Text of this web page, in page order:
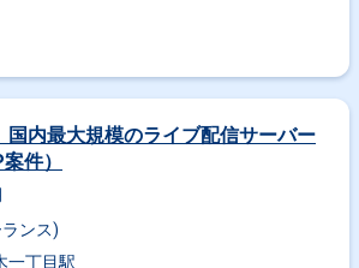
きます。 弊社は様々なプロジェクトの提案を強み
国内最大規模のライブ配信サーバー
件）
ンス)
一丁目駅